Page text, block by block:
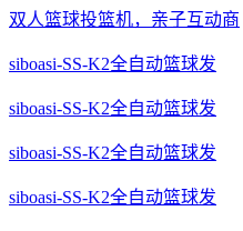
双人篮球投篮机，亲子互动商
siboasi-SS-K2全自动篮球发
siboasi-SS-K2全自动篮球发
siboasi-SS-K2全自动篮球发
siboasi-SS-K2全自动篮球发